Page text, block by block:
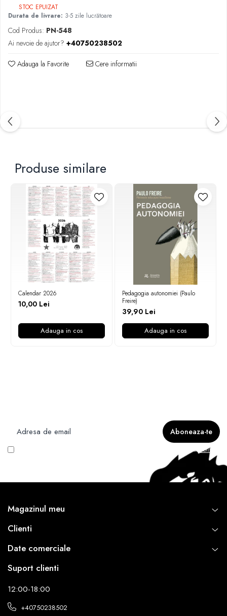
STOC EPUIZAT
Durata de livrare: 3-5 zile lucrătoare
Cod Produs: PN-548
Ai nevoie de ajutor? +40750238502
Adauga la Favorite Cere informatii
Produse similare
Calendar 2026
10,00 Lei
Adauga in cos
Pedagogia autonomiei (Paulo
Freire)
39,90 Lei
Adauga in cos
Vreau să primesc newsletter cu promoțiile magazinului. Află mai multe în Politica
Magazinul meu
Clienti
Date comerciale
Suport clienti
12:00-18:00
+40750238502